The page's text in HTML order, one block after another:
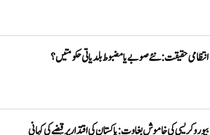
انتظامی حقیقت: نئے صوبے یا مضبوط بلدیاتی حکومتیں؟
بیوروکریسی کی خاموش بغاوت: پاکستان کی اقتدار پر قبضے کی کہانی